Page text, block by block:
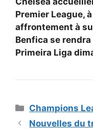
Premier League,
affrontement à
Benfica se
Primeira Liga
Catégories
Champions
Nouvelles du